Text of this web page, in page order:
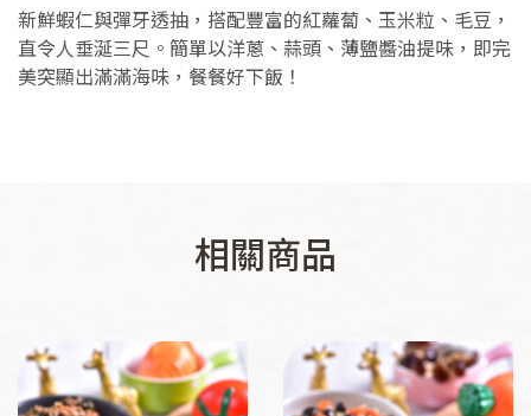
新鮮蝦仁與彈牙透抽，搭配豐富的紅蘿蔔、玉米粒、毛豆，
直令人垂涎三尺。簡單以洋蔥、蒜頭、薄鹽醬油提味，即完
美突顯出滿滿海味，餐餐好下飯！
相關商品